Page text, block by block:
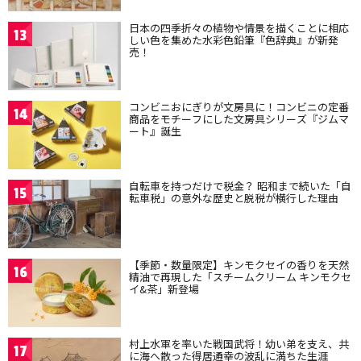
13 日本の四季折々の植物や情景を描くことに相応
しい色を集めた水彩色鉛筆『色辞典』が新発
売！
14 コンビニおにぎりが文房具に！コンビニの定番
商品をモチーフにした文房具シリーズ『ジムマ
ート』誕生
15 自転車を持つだけで税金？ 昭和まで続いた「自
転車税」の意外な歴史と脱税が横行した理由
16 【季節・数量限定】キンモクセイの香りを天然
精油で再現した「スチームクリーム キンモクセ
イ&茶」新登場
17 村上水軍を率いた戦国武将！幼い弟を支え、共
に海へ散った得居通幸の波乱に満ちた生涯